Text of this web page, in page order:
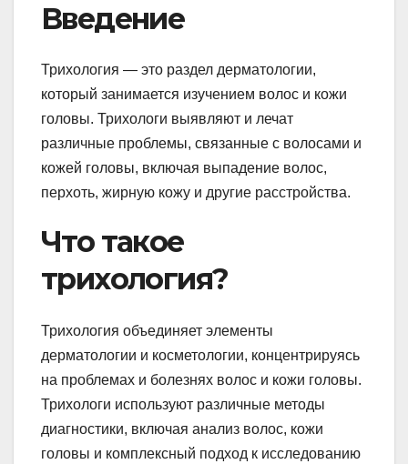
Введение
Трихология — это раздел дерматологии,
который занимается изучением волос и кожи
головы. Трихологи выявляют и лечат
различные проблемы, связанные с волосами и
кожей головы, включая выпадение волос,
перхоть, жирную кожу и другие расстройства.
Что такое
трихология?
Трихология объединяет элементы
дерматологии и косметологии, концентрируясь
на проблемах и болезнях волос и кожи головы.
Трихологи используют различные методы
диагностики, включая анализ волос, кожи
головы и комплексный подход к исследованию